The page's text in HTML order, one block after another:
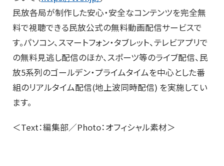
民放各局が制作した安心・安全なコンテンツを完全無
料で視聴できる民放公式の無料動画配信サービスで
す。パソコン、スマートフォン・タブレット、テレビアプリで
の無料見逃し配信のほか、スポーツ等のライブ配信、民
放5系列のゴールデン・プライムタイムを中心とした番
組のリアルタイム配信(地上波同時配信) を実施してい
ます。
＜Text：編集部／Photo：オフィシャル素材＞